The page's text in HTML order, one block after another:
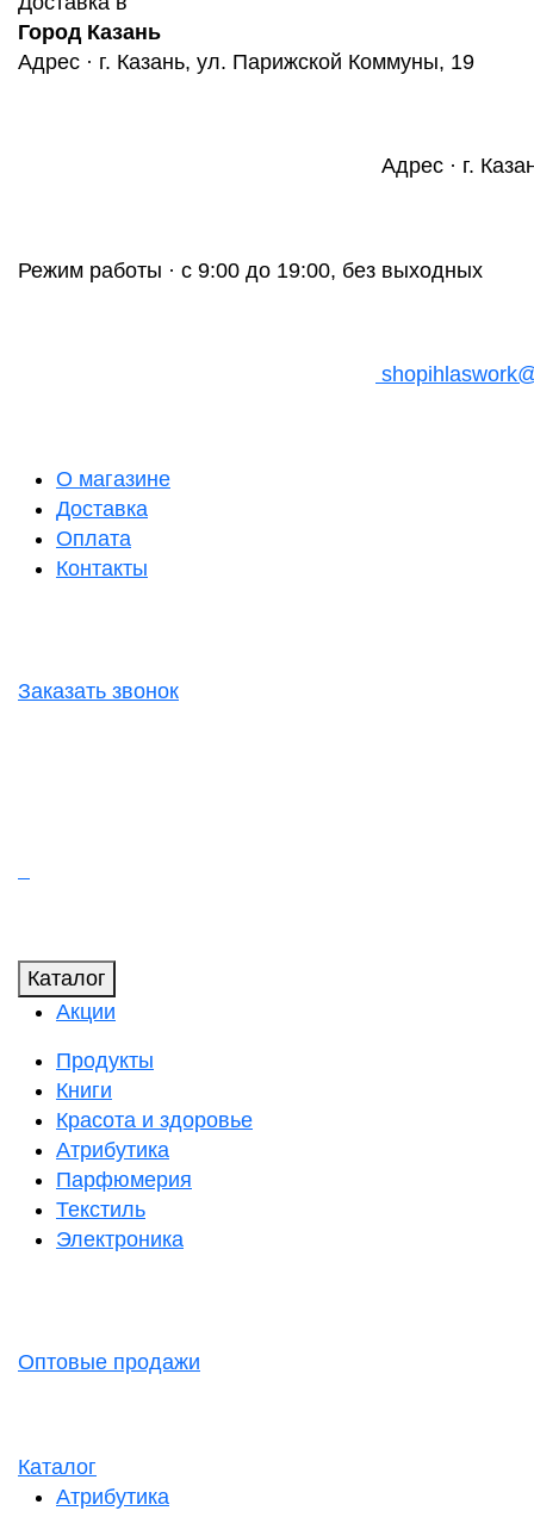
Город Казань
Адрес · г. Казань, ул. Парижской Коммуны, 19
Адрес · г.
Режим работы · с 9:00 до 19:00, без выходных
О магазине
Доставка
Оплата
Контакты
Заказать звонок
Каталог
Акции
Продукты
Книги
Красота и здоровье
Атрибутика
Парфюмерия
Текстиль
Электроника
Оптовые продажи
Каталог
Атрибутика